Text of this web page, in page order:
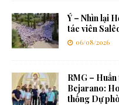
Ý – Nhìn lại
tác viên
06/08/2026
RMG –
Bejarano:
thống Dự